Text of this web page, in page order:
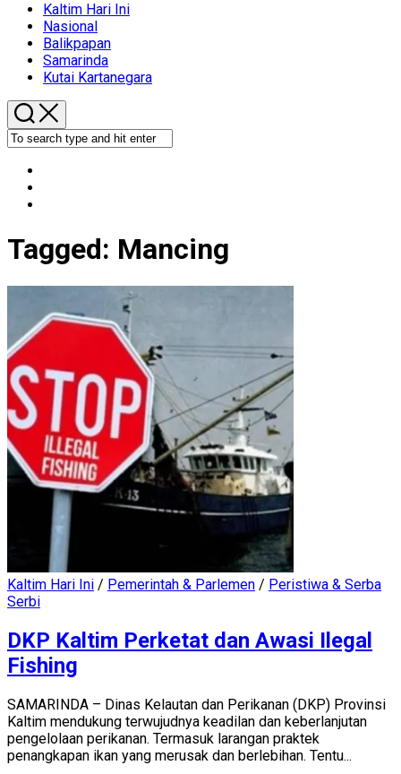
Kaltim Hari Ini
Nasional
Balikpapan
Samarinda
Kutai Kartanegara
Tagged: Mancing
Kaltim Hari Ini / Pemerintah & Parlemen / Peristiwa & Serba
Serbi
DKP Kaltim Perketat dan Awasi Ilegal
Fishing
SAMARINDA – Dinas Kelautan dan Perikanan (DKP) Provinsi
Kaltim mendukung terwujudnya keadilan dan keberlanjutan
pengelolaan perikanan. Termasuk larangan praktek
penangkapan ikan yang merusak dan berlebihan. Tentu...